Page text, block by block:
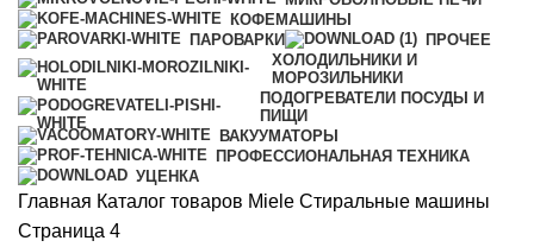
КОФЕМАШИНЫ
ПАРОВАРКИ
ПРОЧЕЕ
ХОЛОДИЛЬНИКИ И
МОРОЗИЛЬНИКИ
ПОДОГРЕВАТЕЛИ ПОСУДЫ И
ПИЩИ
ВАКУУМАТОРЫ
ПРОФЕССИОНАЛЬНАЯ ТЕХНИКА
УЦЕНКА
Главная Каталог товаров Miele Стиральные машины
Страница 4